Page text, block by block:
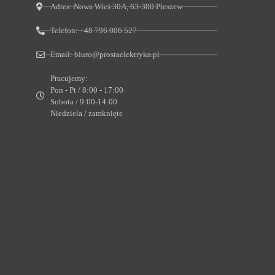
Adres:Nowa Wieś 30A, 63-300 Pleszew
Telefon:+48 796 006 527
Email:biuro@prostaelektryka.pl
Pracujemy:
Pon - Pt / 8:00 - 17:00
Sobota / 9:00-14:00
Niedziela / zamknięte